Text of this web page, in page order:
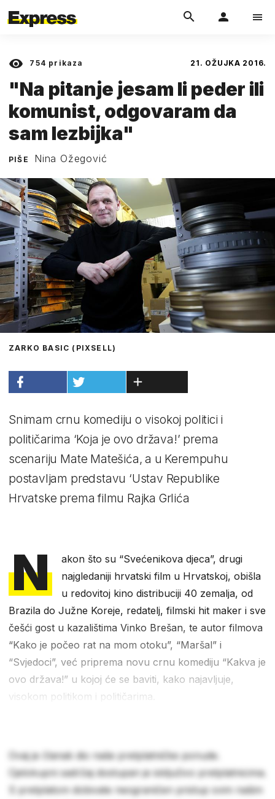
754 prikaza 21. OŽUJKA 2016.
"Na pitanje jesam li peder ili
komunist, odgovaram da
sam lezbijka"
PIŠE Nina Ožegović
ZARKO BASIC (PIXSELL)
Snimam crnu komediju o visokoj politici i
političarima ‘Koja je ovo država!’ prema
scenariju Mate Matešića, a u Kerempuhu
postavljam predstavu ‘Ustav Republike
Hrvatske prema filmu Rajka Grlića
N
akon što su “Svećenikova djeca”, drugi
najgledaniji hrvatski film u Hrvatskoj, obišla
u redovitoj kino distribuciji 40 zemalja, od
Brazila do Južne Koreje, redatelj, filmski hit maker i sve
češći gost u kazalištima Vinko Brešan, te autor filmova
“Kako je počeo rat na mom otoku”, “Maršal” i
“Svjedoci”, već priprema novu crnu komediju “Kakva je
ovo država!” u kojoj će se baviti, kako najavljuje,
visokom politikom i političarima.
Ovaj je članak dio naše pretplatničke ponude.
Cjelokupni sadržaj dostupan je isključivo pretplatnicima.
S pretplatom dobivate neograničen pristup svim našim